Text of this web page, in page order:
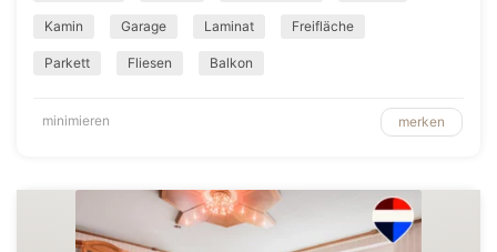
Kamin Garage Laminat Freifläche
Parkett Fliesen Balkon
minimieren merken